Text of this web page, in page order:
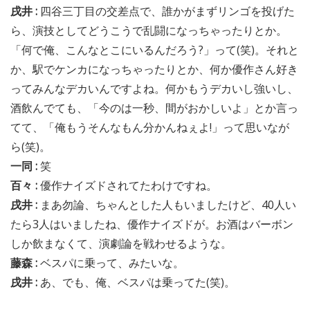
戌井 : 四谷三丁目の交差点で、誰かがまずリンゴを投げた
ら、演技としてどうこうで乱闘になっちゃったりとか。
「何で俺、こんなとこにいるんだろう?」って(笑)。それと
か、駅でケンカになっちゃったりとか、何か優作さん好き
ってみんなデカいんですよね。何かもうデカいし強いし、
酒飲んでても、「今のは一秒、間がおかしいよ」とか言っ
てて、「俺もうそんなもん分かんねぇよ!」って思いなが
ら(笑)。
一同 :笑
百々 :優作ナイズドされてたわけですね。
戌井 : まあ勿論、ちゃんとした人もいましたけど、40人い
たら3人はいましたね、優作ナイズドが。お酒はバーボン
しか飲まなくて、演劇論を戦わせるような。
藤森 :ベスパに乗って、みたいな。
戌井 : あ、でも、俺、ベスパは乗ってた(笑)。